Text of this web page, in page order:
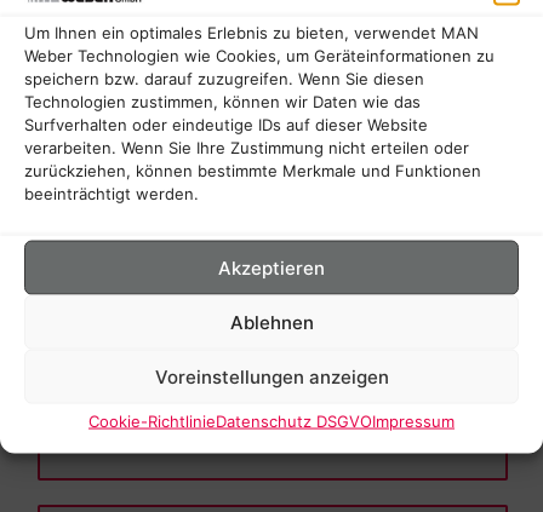
Um Ihnen ein optimales Erlebnis zu bieten, verwendet MAN
Weber Technologien wie Cookies, um Geräteinformationen zu
speichern bzw. darauf zuzugreifen. Wenn Sie diesen
Technologien zustimmen, können wir Daten wie das
Surfverhalten oder eindeutige IDs auf dieser Website
verarbeiten. Wenn Sie Ihre Zustimmung nicht erteilen oder
zurückziehen, können bestimmte Merkmale und Funktionen
beeinträchtigt werden.
Akzeptieren
Ablehnen
Voreinstellungen anzeigen
Cookie-RichtlinieDatenschutz DSGVOImpressum
Pannenhilfsfahrzeugen und geschulten Monteuren, die
schnelle Versorgung im Pannenfall – auch außerhalb
unserer Geschäftszeiten – in der Region sicher.
Unsere Bereitschaftsnummer:05731 / 22589
(Rufumleitung bei Bereitschaft)
Notrufnummer Mobile24:00800 / 66245324
Experten Motoreninstandsetzung
Experten der Motoreninstandsetzung
führen, neben sämtlichen Wartungs- und
Fremdfabrikaten folgende Arbeiten durch:
Nachrüstung der Rußpartikelfilteranlage